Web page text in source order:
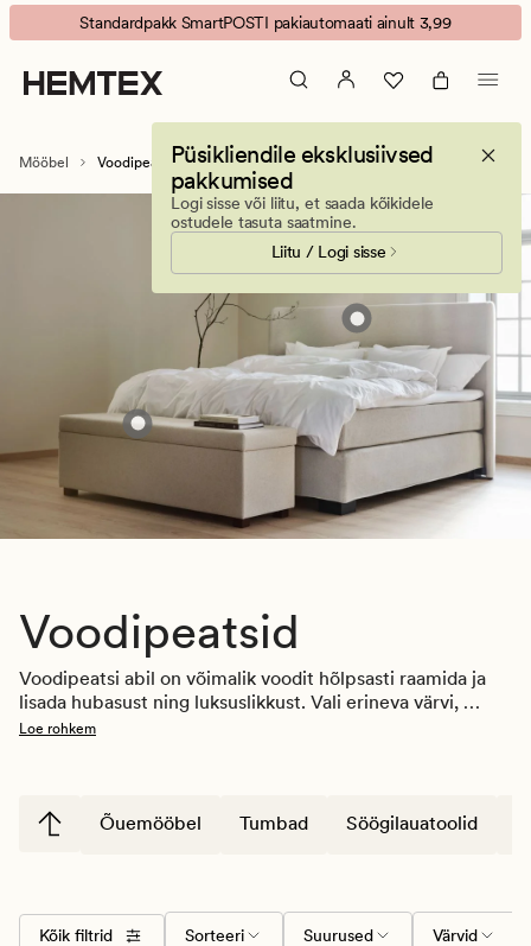
Voodipeatsid
Animated
banner.
Press
ESCAPE
pause.
Standardpakk SmartPOSTI pakiautomaati ainult 3,99
Püsikliendile eksklusiivsed
pakkumised
Logi sisse või liitu, et saada kõikidele
ostudele tasuta saatmine.
Liitu / Logi sisse
Mööbel Voodipeatsid
Voodipeatsid
Voodipeatsi abil on võimalik voodit hõlpsasti raamida ja
lisada hubasust ning luksuslikkust. Vali erineva värvi,
suuruse ja mustriga voodipeatsite hulgast, sobita see
praktiline panipaik.
Loe rohkem
Õuemööbel Tumbad Söögilauatoolid
Kõik filtrid Sorteeri Suurused Värvid